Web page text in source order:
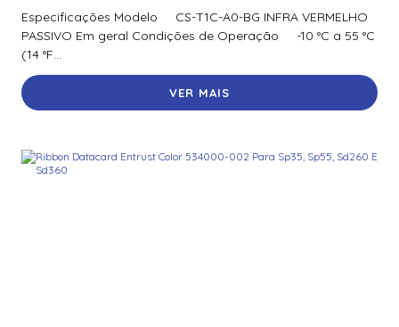
Especificações Modelo CS-T1C-A0-BG INFRA VERMELHO
PASSIVO Em geral Condições de Operação -10 °C a 55 °C
(14 °F...
VER MAIS